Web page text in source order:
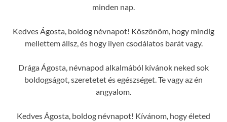
minden nap.
Kedves Ágosta, boldog névnapot! Köszönöm, hogy mindig
mellettem állsz, és hogy ilyen csodálatos barát vagy.
Drága Ágosta, névnapod alkalmából kívánok neked sok
boldogságot, szeretetet és egészséget. Te vagy az én
angyalom.
Kedves Ágosta, boldog névnapot! Kívánom, hogy életed